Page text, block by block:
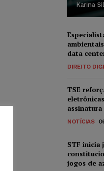
Karina
data
DIREITO
TSE
NOTÍCIAS
STF inicia
jogos de